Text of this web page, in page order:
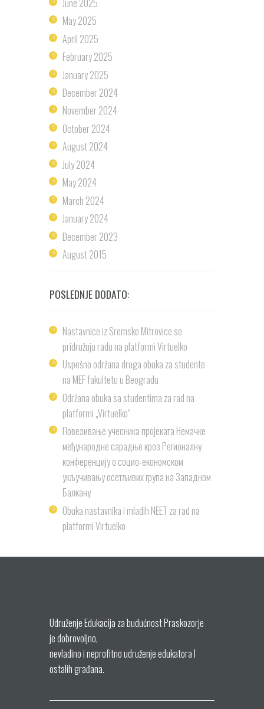
May 2025
April 2025
February 2025
January 2025
December 2024
November 2024
October 2024
August 2024
July 2024
May 2024
March 2024
January 2024
December 2023
August 2015
POSLEDNJE DODATO:
Nastavnice iz Sremske Mitrovice se
pridružuju radu na platformi Virtuelko
Uspešno održana druga obuka za studente
na MEF fakultetu u Beogradu
Održana obuka sa studentima za rad na
platformi „Virtuelko“
Повезивање учесника пројеката Немачке
међународне сарадње кроз Регионалну
конференцију о социо-економском
укључивању осетљивих група на Западном
Балкану
Obuka nastavnika i mladih NEET za rad na
platformi Virtuelko
Udruženje Edukacija za budućnost Praskozorje
je dobrovoljno,
nevladino i neprofitno udruženje edukatora I
ostalih građana.